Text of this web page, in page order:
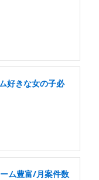
好きな女の子必
ム豊富/月案件数